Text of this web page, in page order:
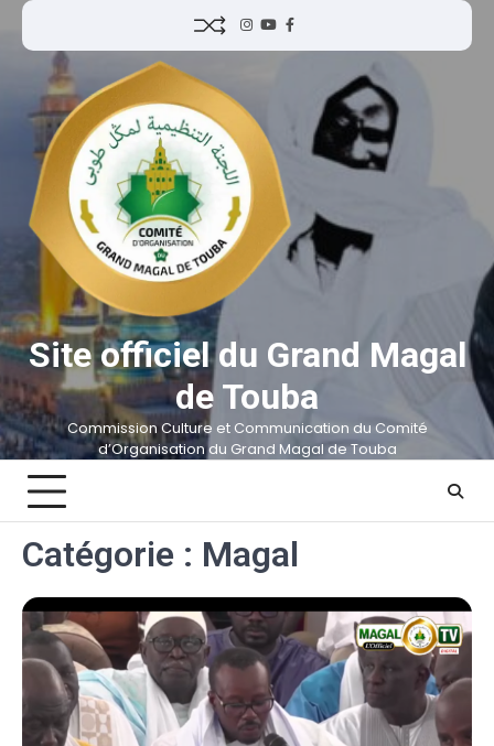
Site officiel du Grand Magal
de Touba
Commission Culture et Communication du Comité
d’Organisation du Grand Magal de Touba
Catégorie : Magal